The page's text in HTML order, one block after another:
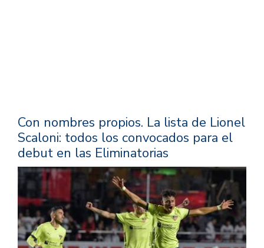
Con nombres propios. La lista de Lionel
Scaloni: todos los convocados para el
debut en las Eliminatorias